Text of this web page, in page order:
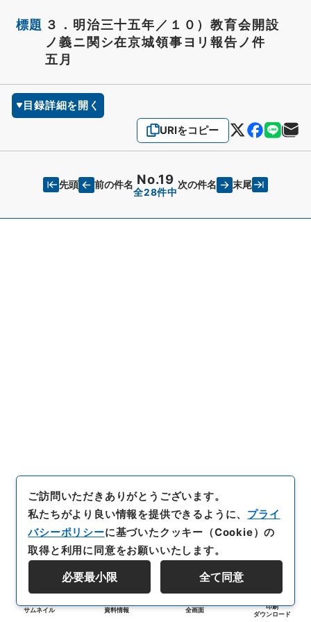
標題 ３．明治三十五年／１０）教育会開設
ノ義ニ関シ在京城領事ヨリ報告ノ件
五月
目録詳細を開く
URIをコピー
先頭 前の件名 No.19
全28件中
次の件名 末尾
サムネイル 資料情報 全画面
印刷
ダウンロード
ご訪問いただきありがとうございます。
私たちがより良い情報を提供できるように、 プライ
バシーポリシーに基づいたクッキー（Cookie）の
取得と利用に同意をお願いいたします。
必要最小限 全て同意